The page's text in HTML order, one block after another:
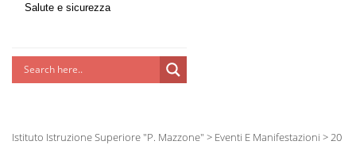
Lab Green
Potenziamoci
Salute e sicurezza
Istituto Istruzione Superiore "P. Mazzone" > Eventi E Manifestazioni > 20